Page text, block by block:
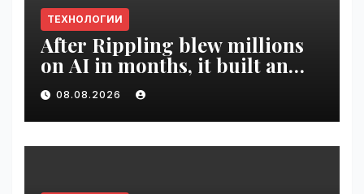
ТЕХНОЛОГИИ
After Rippling blew millions
on AI in months, it built an
employee ROI tool |
VseTime.ru
08.08.2026